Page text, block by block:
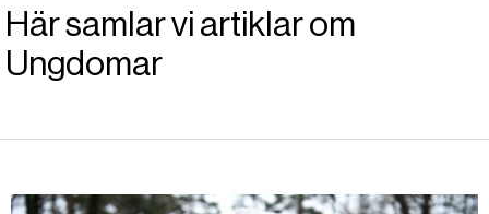
Här samlar vi artiklar om
Ungdomar